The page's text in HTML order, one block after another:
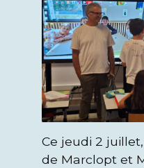
Ce jeudi 2
de Marclopt et